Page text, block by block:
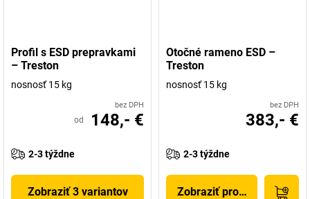
Profil s ESD prepravkami
– Treston
nosnosť 15 kg
bez DPH
od 148,- €
2-3 týždne
Zobraziť 3 variantov
Otočné rameno ESD –
Treston
nosnosť 15 kg
bez DPH
383,- €
2-3 týždne
Zobraziť produkt